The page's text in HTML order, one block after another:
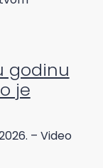
godinu
je
– Video